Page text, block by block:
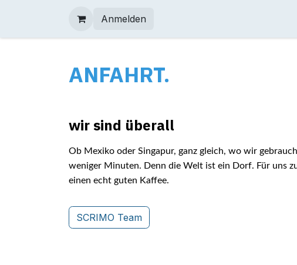
Anmelden
ANFAHRT.
wir sind überall
Ob Mexiko oder Singapur, ganz gleich, wo wir
weniger Minuten. Denn die Welt ist ein Dorf. Für uns
einen echt guten Kaffee.
SCRIMO Team